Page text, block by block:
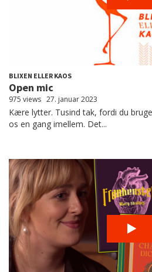
BLIXEN ELLER KAOS
Open mic
975 views 27. januar 2023
Kære lytter. Tusind tak, fordi du
os en gang imellem. Det...